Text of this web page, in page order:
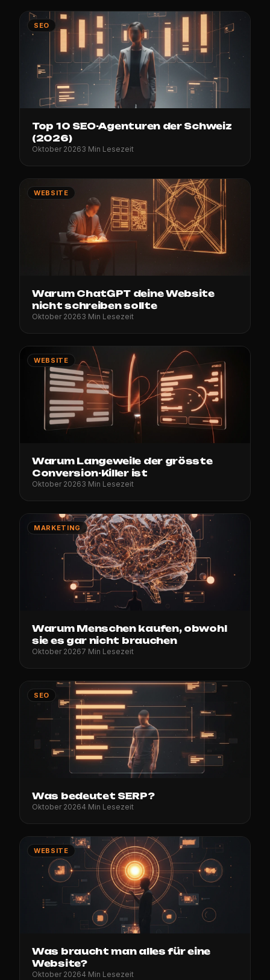
SEO
Top 10 SEO-Agenturen der Schweiz
(2026)
Oktober 20263 Min Lesezeit
WEBSITE
Warum ChatGPT deine Website
nicht schreiben sollte
Oktober 20263 Min Lesezeit
WEBSITE
Warum Langeweile der grösste
Conversion-Killer ist
Oktober 20263 Min Lesezeit
MARKETING
Warum Menschen kaufen, obwohl
sie es gar nicht brauchen
Oktober 20267 Min Lesezeit
SEO
Was bedeutet SERP?
Oktober 20264 Min Lesezeit
WEBSITE
Was braucht man alles für eine
Website?
Oktober 20264 Min Lesezeit